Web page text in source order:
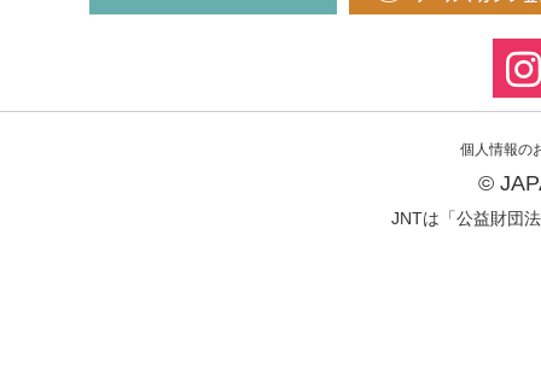
個人情報の
©
JNTは「公益財団